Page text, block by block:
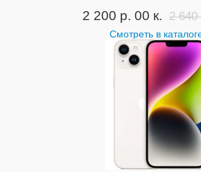
2 200 р. 00 к. 2 640
Смотреть в